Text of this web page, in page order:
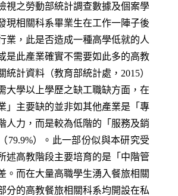
之勞動部統計調查數據及個案學
現相關科系畢業生在工作一陣子後
業，此是否造成一種高學低就的人
是此產業確實不需要如此多的高教
統計資料（教育部統計處，2015）
大學以上學歷之缺工職缺方面，在
」主要缺的並非如其他產業是「專
人力，而是較為低階的「服務及銷
79.9%）。此一部份似與本研究受
述高教階段主要培育的是「中階管
。而在大量高職學生湧入餐旅相關
分的高教餐旅相關科系均開設在私